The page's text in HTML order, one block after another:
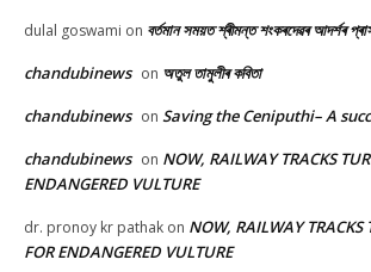
dulal goswami on বৰ্তমান সময়ত শ্ৰীমন্ত শংকৰদেৱৰ আদৰ্শৰ
chandubinews on অতুল তামুলীৰ কবিতা
chandubinews on Saving the Ceniputhi– A
chandubinews on NOW, RAILWAY TRACKS
ENDANGERED VULTURE
dr. pronoy kr pathak on NOW, RAILWAY TRACKS
FOR ENDANGERED VULTURE